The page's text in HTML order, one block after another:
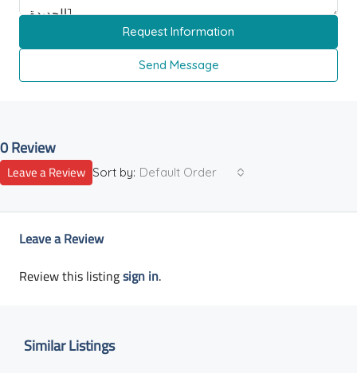
Request Information
Send Message
0 Review
Sort by: Default Order
Leave a Review
Leave a Review
Review this listingsign in.
Similar Listings